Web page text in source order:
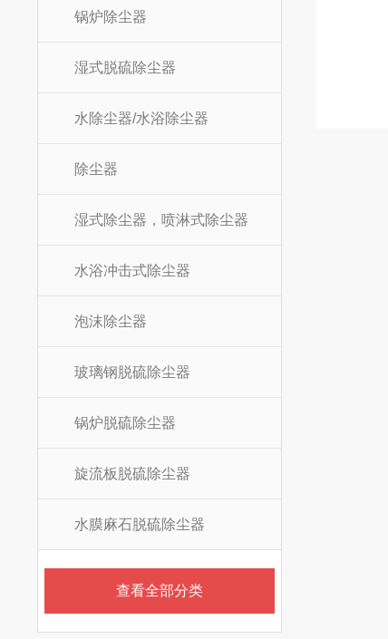
锅炉除尘器
湿式脱硫除尘器
水除尘器/水浴除尘器
除尘器
湿式除尘器，喷淋式除尘器
水浴冲击式除尘器
泡沫除尘器
玻璃钢脱硫除尘器
锅炉脱硫除尘器
旋流板脱硫除尘器
水膜麻石脱硫除尘器
查看全部分类